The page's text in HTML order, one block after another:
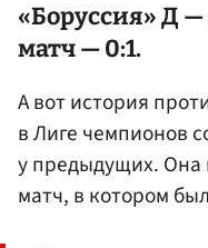
«Боруссия» Д
матч — 0:1.
А вот история
в Лиге чемпионов
у предыдущих. Она
матч, в котором